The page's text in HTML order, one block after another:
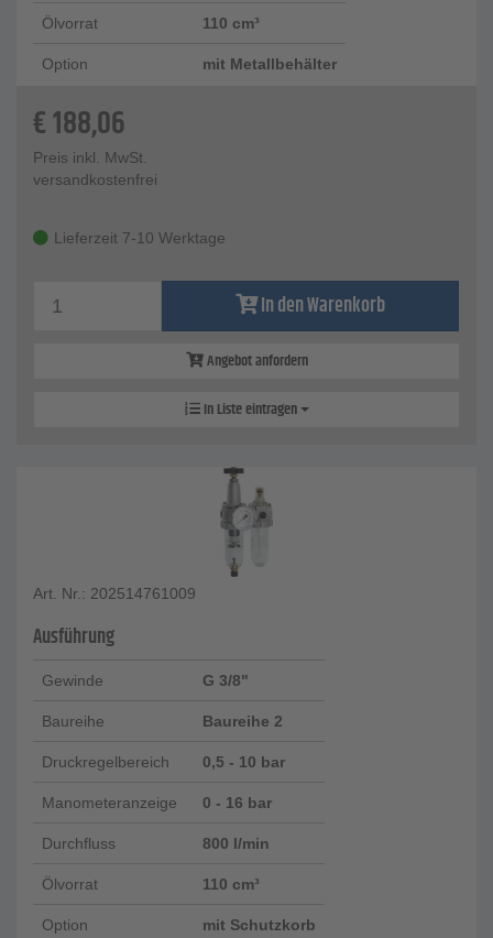
Ölvorrat 110 cm³
Option mit Metallbehälter
€188,06
Preis inkl. MwSt.
versandkostenfrei
Lieferzeit 7-10 Werktage
In den Warenkorb
Angebot anfordern
In Liste eintragen
Art. Nr.: 202514761009
Ausführung
Gewinde G 3/8"
Baureihe Baureihe 2
Druckregelbereich 0,5 - 10 bar
Manometeranzeige 0 - 16 bar
Durchfluss 800 l/min
Ölvorrat 110 cm³
Option mit Schutzkorb